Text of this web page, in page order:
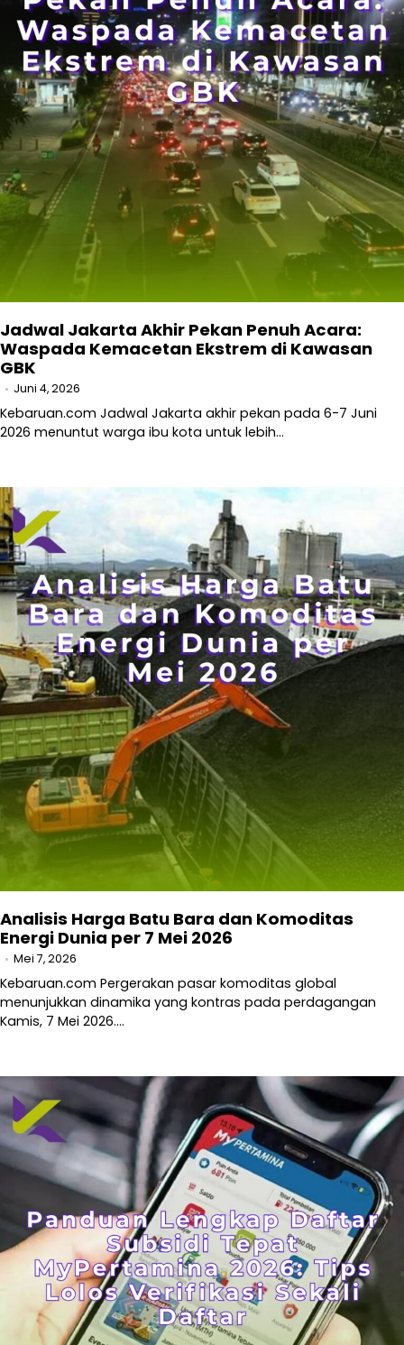
Jadwal Jakarta Akhir Pekan Penuh Acara:
Waspada Kemacetan Ekstrem di Kawasan
GBK
Juni 4, 2026
Kebaruan.com Jadwal Jakarta akhir pekan pada 6-7 Juni
2026 menuntut warga ibu kota untuk lebih…
Analisis Harga Batu Bara dan Komoditas
Energi Dunia per 7 Mei 2026
Mei 7, 2026
Kebaruan.com Pergerakan pasar komoditas global
menunjukkan dinamika yang kontras pada perdagangan
Kamis, 7 Mei 2026.…